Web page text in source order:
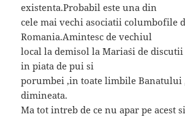
existenta.Probabil este una din
cele mai vechi asociatii columbofile
Romania.Amintesc de vechiul
local la demisol la `Maria`si de
in piata de pui si
porumbei ,in toate limbile Banatului
dimineata.
Ma tot intreb de ce nu apar pe acest